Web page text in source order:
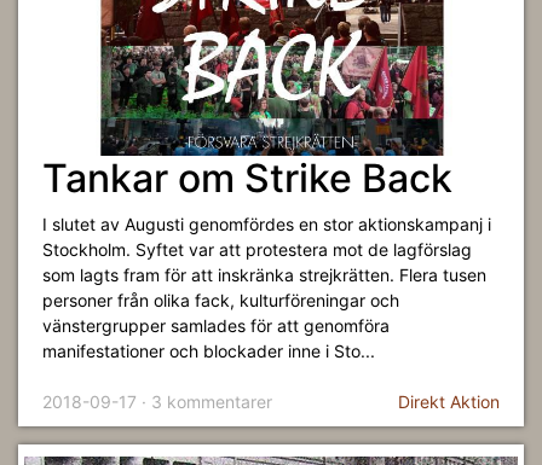
Tankar om Strike Back
I slutet av Augusti genomfördes en stor aktionskampanj i
Stockholm. Syftet var att protestera mot de lagförslag
som lagts fram för att inskränka strejkrätten. Flera tusen
personer från olika fack, kulturföreningar och
vänstergrupper samlades för att genomföra
manifestationer och blockader inne i Sto...
2018-09-17 · 3 kommentarer Direkt Aktion